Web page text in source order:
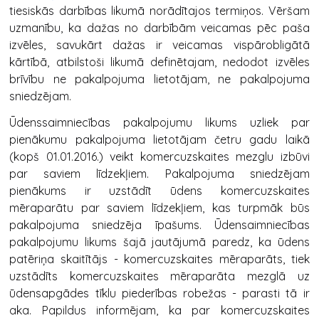
tiesiskās darbības likumā norādītajos termiņos. Vēršam
uzmanību, ka dažas no darbībām veicamas pēc paša
izvēles, savukārt dažas ir veicamas vispārobligātā
kārtībā, atbilstoši likumā definētajam, nedodot izvēles
brīvību ne pakalpojuma lietotājam, ne pakalpojuma
sniedzējam.
Ūdenssaimniecības pakalpojumu likums uzliek par
pienākumu pakalpojuma lietotājam četru gadu laikā
(kopš 01.01.2016.) veikt komercuzskaites mezglu izbūvi
par saviem līdzekļiem. Pakalpojuma sniedzējam
pienākums ir uzstādīt ūdens komercuzskaites
mēraparātu par saviem līdzekļiem, kas turpmāk būs
pakalpojuma sniedzēja īpašums. Ūdensaimniecības
pakalpojumu likums šajā jautājumā paredz, ka ūdens
patēriņa skaitītājs - komercuzskaites mēraparāts, tiek
uzstādīts komercuzskaites mēraparāta mezglā uz
ūdensapgādes tīklu piederības robežas - parasti tā ir
aka. Papildus informējam, ka par komercuzskaites